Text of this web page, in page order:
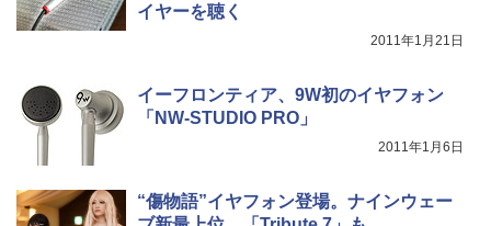
イヤーを聴く
2011年1月21日
イーフロンティア、9W初のイヤフォン
「NW-STUDIO PRO」
2011年1月6日
“傷物語”イヤフォン登場。ナインウェー